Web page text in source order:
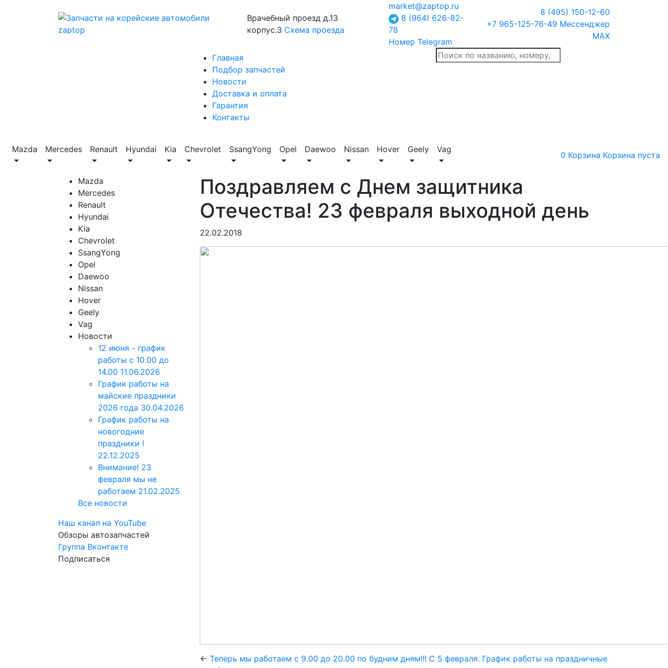
Врачебный проезд д.13
корпус.3 Схема проезда
market@zaptop.ru
8 (964) 626-82-
78
Номер Telegram
8 (495) 150-12-60
+7 965-125-76-49 Мессенджер
MAX
Главная
Подбор запчастей
Новости
Доставка и оплата
Гарантия
Контакты
Mazda Mercedes Renault Hyundai Kia Chevrolet SsangYong Opel Daewoo Nissan Hover Geely Vag
0 Корзина Корзина пуста
Mazda
Mercedes
Renault
Hyundai
Kia
Chevrolet
SsangYong
Opel
Daewoo
Nissan
Hover
Geely
Vag
Новости
12 июня - график
работы с 10.00 до
14.00 11.06.2026
График работы на
майские праздники
2026 года 30.04.2026
График работы на
новогодние
праздники !
22.12.2025
Внимание! 23
февраля мы не
работаем 21.02.2025
Все новости
Наш канал на YouTube
Обзоры автозапчастей
Группа Вконтакте
Подписаться
Поздравляем с Днем защитника
Отечества! 23 февраля выходной день
22.02.2018
← Теперь мы работаем с 9.00 до 20.00 по будним дням!!! С 5 февраля. График работы на праздничные